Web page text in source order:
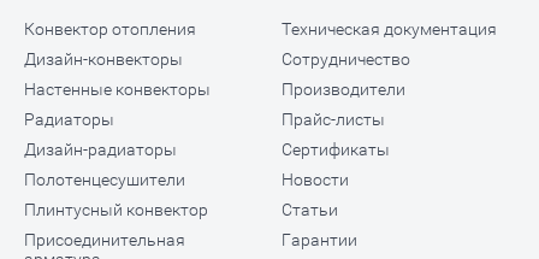
Конвектор отопления
Дизайн-конвекторы
Настенные конвекторы
Радиаторы
Дизайн-радиаторы
Полотенцесушители
Плинтусный конвектор
Присоединительная
Техническая документация
Сотрудничество
Производители
Прайс-листы
Сертификаты
Новости
Статьи
Гарантии